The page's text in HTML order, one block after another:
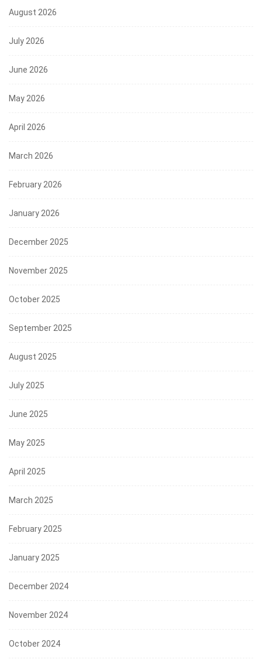
August 2026
July 2026
June 2026
May 2026
April 2026
March 2026
February 2026
January 2026
December 2025
November 2025
October 2025
September 2025
August 2025
July 2025
June 2025
May 2025
April 2025
March 2025
February 2025
January 2025
December 2024
November 2024
October 2024